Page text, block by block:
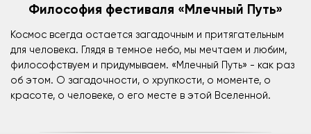
Философия фестиваля «Млечный Путь»
Космос всегда остается загадочным и притягательным
для человека. Глядя в темное небо, мы мечтаем и любим,
философствуем и придумываем. «Млечный Путь» - как раз
об этом. О загадочности, о хрупкости, о моменте, о
красоте, о человеке, о его месте в этой Вселенной.